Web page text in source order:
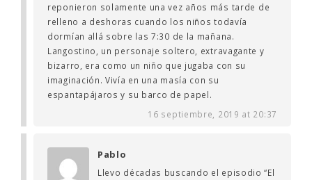
reponieron solamente una vez años más tarde de
relleno a deshoras cuando los niños todavía
dormían allá sobre las 7:30 de la mañana.
Langostino, un personaje soltero, extravagante y
bizarro, era como un niño que jugaba con su
imaginación. Vivía en una masía con su
espantapájaros y su barco de papel.
16 septiembre, 2019 at 20:37
Pablo
Llevo décadas buscando el episodio “El